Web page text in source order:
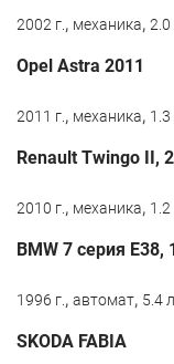
2002 г., механика, 2.0
Opel Astra 2011
2011 г., механика, 1.3
Renault Twingo II,
2010 г., механика, 1.2
BMW 7 серия E38,
1996 г., автомат, 5.4
SKODA FABIA